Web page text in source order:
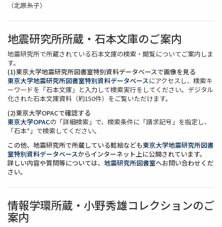
（北原糸子）
地震研究所所蔵・石本文庫のご案内
地震研究所で所蔵されている石本文庫の検索・閲覧についてご案内しま
す。
(1)東京大学地震研究所図書室特別資料データベースで画像を見る
東京大学地震研究所図書室特別資料データベースにアクセスし、検索キ
ーワードを「石本文庫」と入力して検索実行をしてください。デジタル
化された石本文庫資料（約150件）をご覧いただけます。
(2)東京大学OPACで確認する
東京大学OPACの「詳細検索」で、検索条件に「請求記号」を指定し、
「石本*」で検索してください。
この他、地震研究所で所蔵している鯰絵なども東京大学地震研究所図書
室特別資料データベースからインターネット上に公開されています。
詳しい内容や質問等については、 地震研究所図書室へお問い合わせくだ
さい。
情報学環所蔵・小野秀雄コレクションのご
案内